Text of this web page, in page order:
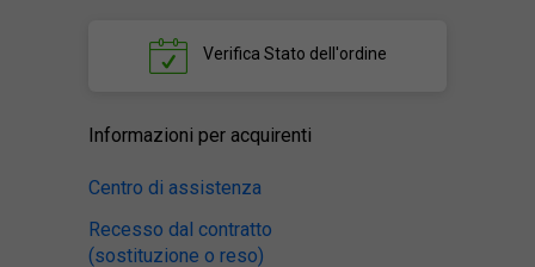
Verifica Stato dell'ordine
Informazioni per acquirenti
Centro di assistenza
Recesso dal contratto
(sostituzione o reso)